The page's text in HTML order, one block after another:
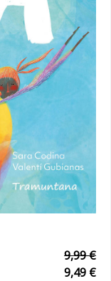
9,99 €
9,49 €